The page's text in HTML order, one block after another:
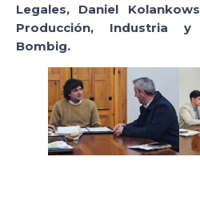
Legales, Daniel
Producción, Industria y
Bombig.